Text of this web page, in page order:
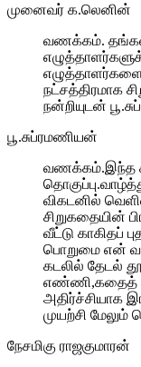
முனைவர் க.லெனின்
வணக்கம்.
நட்சத்திரமாக
நன்றியுடன்
பூ.சுப்ரமணியன்
வணக்கம்.இந்த
விகடனில்
சிறுகதையின்
வீட்டு காகிதப்
பொறுமை என்
கடலில் தேடல்
எண்ணி,கதைத்
அதிர்ச்சியாக
முயற்சி மேலும்
நேசமிகு ராஜகுமாரன்